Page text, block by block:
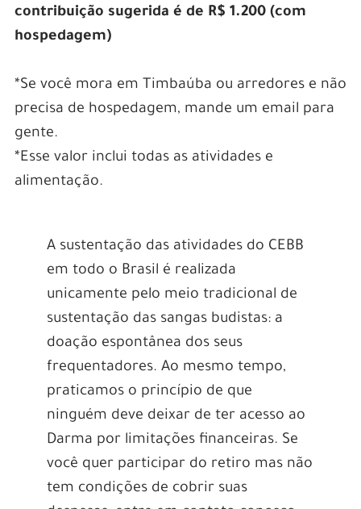
contribuição sugerida é de R$ 1.200 (com
hospedagem)
*Se você mora em Timbaúba ou arredores e não
precisa de hospedagem, mande um email para
gente.
*Esse valor inclui todas as atividades e
alimentação.
A sustentação das atividades do CEBB
em todo o Brasil é realizada
unicamente pelo meio tradicional de
sustentação das sangas budistas: a
doação espontânea dos seus
frequentadores. Ao mesmo tempo,
praticamos o princípio de que
ninguém deve deixar de ter acesso ao
Darma por limitações financeiras. Se
você quer participar do retiro mas não
tem condições de cobrir suas